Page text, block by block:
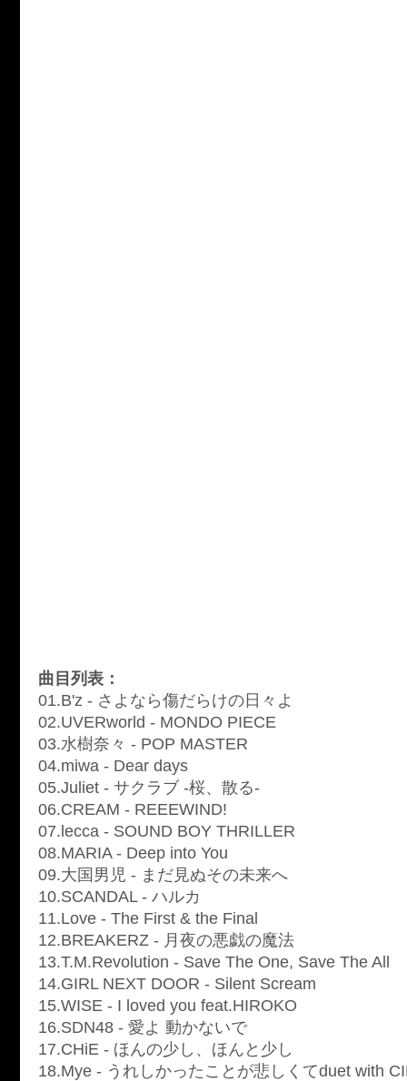
曲目列表：
01.B'z - さよなら傷だらけの日々よ
02.UVERworld - MONDO PIECE
03.水樹奈々 - POP MASTER
04.miwa - Dear days
05.Juliet - サクラブ -桜、散る-
06.CREAM - REEEWIND!
07.lecca - SOUND BOY THRILLER
08.MARIA - Deep into You
09.大国男児 - まだ見ぬその未来へ
10.SCANDAL - ハルカ
11.Love - The First & the Final
12.BREAKERZ - 月夜の悪戯の魔法
13.T.M.Revolution - Save The One, Save The All
14.GIRL NEXT DOOR - Silent Scream
15.WISE - I loved you feat.HIROKO
16.SDN48 - 愛よ 動かないで
17.CHiE - ほんの少し、ほんと少し
18.Mye - うれしかったことが悲しくてduet with